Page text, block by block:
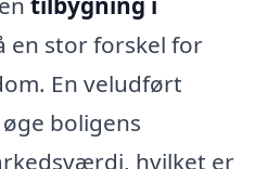
en stor forskel for
En veludført
boligens
hvilket er